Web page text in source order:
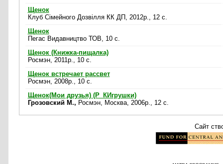
Щенок
Клуб Сімейного Дозвілля КК ДП, 2012р., 12 c.
Щенок
Пегас Видавництво ТОВ, 10 c.
Щенок (Книжка-пищалка)
Росмэн, 2011р., 10 c.
Щенок встречает рассвет
Росмэн, 2008р., 10 c.
Щенок(Мои друзья) (Р_КИгрушки)
Грозовский М., Росмэн, Москва, 2006р., 12 c.
Сайт